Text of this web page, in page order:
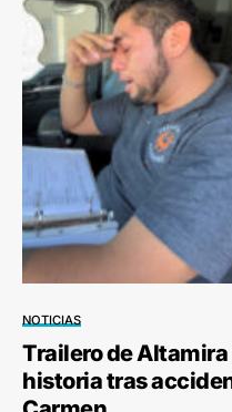
NOTICIAS
Trailero de
historia tras